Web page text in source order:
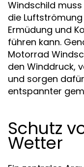
Windschild
die
Ermüdung und
führen kann.
Motorrad
den Winddruck,
und sorgen
entspannter
Schutz
Wetter